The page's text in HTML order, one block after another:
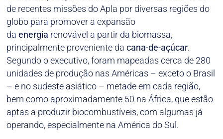
de recentes missões do Apla por diversas regiões do
globo para promover a expansão
daenergia renovável a partir da biomassa,
principalmente proveniente dacana-de-açúcar.
Segundo o executivo, foram mapeadas cerca de 280
unidades de produção nas Américas – exceto o Brasil
– e no sudeste asiático – metade em cada região,
bem como aproximadamente 50 na África, que estão
aptas a produzir biocombustíveis, com algumas já
operando, especialmente na América do Sul.